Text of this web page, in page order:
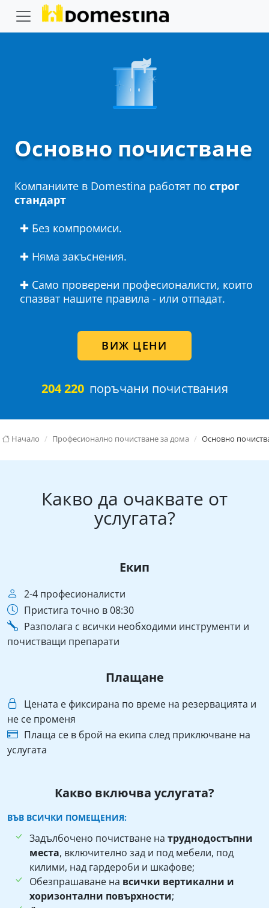
Основно почистване
Компаниите в Domestina работят по строг
стандарт
✚ Без компромиси.
✚ Няма закъснения.
✚ Само проверени професионалисти, които
спазват нашите правила - или отпадат.
ВИЖ ЦЕНИ
204 220 поръчани почиствания
Начало Професионално почистване за дома Основно
Какво да очаквате от
услугата?
Екип
2-4 професионалисти
Пристига точно в 08:30
Разполага с всички необходими инструменти и
почистващи препарати
Плащане
Цената е фиксирана по време на резервацията и
не се променя
Плаща се в брой на екипа след приключване на
услугата
Какво включва услугата?
ВЪВ ВСИЧКИ ПОМЕЩЕНИЯ:
Задълбочено почистване на труднодостъпни
места, включително зад и под мебели, под
килими, над гардероби и шкафове;
Обезпрашаване на всички вертикални и
хоризонтални повърхности;